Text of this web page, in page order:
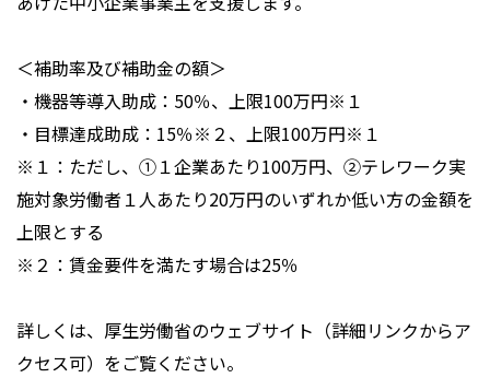
＜補助率及び補助金の額＞
・機器等導入助成：50％、上限100万円※１
・目標達成助成：15％※２、上限100万円※１
※１：ただし、①１企業あたり100万円、②テレワーク実
施対象労働者１人あたり20万円のいずれか低い方の金額を
上限とする
※２：賃金要件を満たす場合は25％
詳しくは、厚生労働省のウェブサイト（詳細リンクからア
クセス可）をご覧ください。